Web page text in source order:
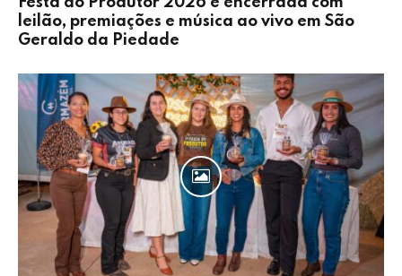
leilão, premiações e música ao vivo em São
Geraldo da Piedade